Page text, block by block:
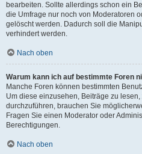
bearbeiten. Sollte allerdings schon ein
die Umfrage nur noch von Moderatoren
gelöscht werden. Dadurch soll die
verhindert werden.
Nach oben
Warum kann ich auf bestimmte Foren
Manche Foren können bestimmten
Um diese einzusehen, Beiträge zu
durchzuführen, brauchen Sie
Fragen Sie einen Moderator oder
Berechtigungen.
Nach oben